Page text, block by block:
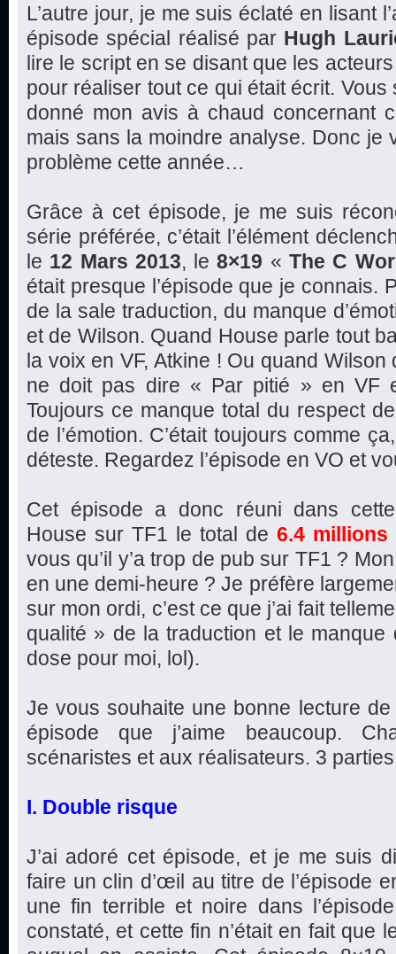
L’autre jour, je me suis éclaté en lisant
épisode spécial réalisé par Hugh
lire le script en se disant que les
pour réaliser tout ce qui était écrit. Vous
donné mon avis à chaud concernant
mais sans la moindre analyse. Donc je
problème cette année…
Grâce à cet épisode, je me suis
série préférée, c’était l’élément
le 12 Mars 2013, le8×19 « The C
était presque l’épisode que je connais.
de la sale traduction, du manque
et de Wilson. Quand House parle tout
la voix en VF, Atkine ! Ou quand Wilson
ne doit pas dire « Par pitié » en VF
Toujours ce manque total du respect
de l’émotion. C’était toujours comme
déteste. Regardez l’épisode en VO et
Cet épisode a donc réuni dans
House sur TF1 le total de6.4 millions
vous qu’il y’a trop de pub sur TF1 ?
en une demi-heure ? Je préfère
sur mon ordi, c’est ce que j’ai fait
qualité » de la traduction et le manque
dose pour moi, lol).
Je vous souhaite une bonne lecture
épisode que j’aime beaucoup.
scénaristes et aux réalisateurs. 3 parties
I. Double risque
J’ai adoré cet épisode, et je me suis
faire un clin d’œil au titre de l’épisode
une fin terrible et noire dans
constaté, et cette fin n’était en fait que